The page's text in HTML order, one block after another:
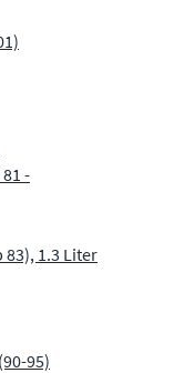
-
83), 1.3 Liter
95)